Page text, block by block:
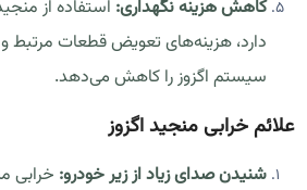
کاهش هزینه نگهداری: استفاده از
دارد، هزینه‌های تعویض قطعات مرتبط
سیستم اگزوز را کاهش می‌دهد.
علائم خرابی منجید اگزوز
شنیدن صدای زیاد از زیر خودرو: خرابی